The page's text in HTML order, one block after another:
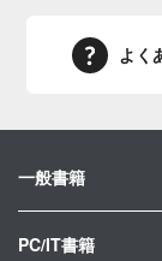
よく
一般書籍
PC/IT書籍